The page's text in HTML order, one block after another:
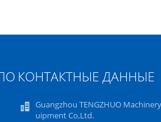
КОНТАКТНЫЕ ДАННЫЕ
Guangzhou TENGZHUO
uipment Co,Ltd.